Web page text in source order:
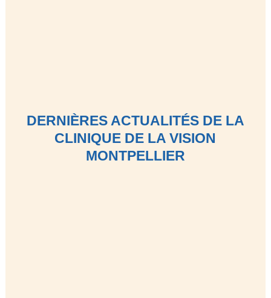
DERNIÈRES ACTUALITÉS DE LA
CLINIQUE DE LA VISION
MONTPELLIER